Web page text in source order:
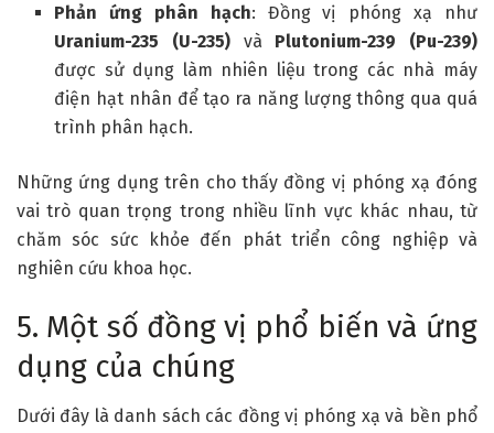
Phản ứng phân hạch: Đồng vị phóng xạ như
Uranium-235 (U-235)và Plutonium-239 (Pu-239)
được sử dụng làm nhiên liệu trong các nhà máy
điện hạt nhân để tạo ra năng lượng thông qua quá
trình phân hạch.
Những ứng dụng trên cho thấy đồng vị phóng xạ đóng
vai trò quan trọng trong nhiều lĩnh vực khác nhau, từ
chăm sóc sức khỏe đến phát triển công nghiệp và
nghiên cứu khoa học.
5. Một số đồng vị phổ biến và ứng
dụng của chúng
Dưới đây là danh sách các đồng vị phóng xạ và bền phổ